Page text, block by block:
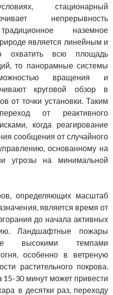
стационарный
непрерывность
наземное
является линейным и
охватить всю площадь
то панорамные системы
вращения и
круговой обзор в
от точки установки. Таким
от реактивного
когда реагирование
сообщения от случайного
основанному на
угрозы на минимальной
определяющих масштаб
является время от
до начала активных
Ландшафтные пожары
высокими темпами
особенно в ветреную
растительного покрова.
30 минут может привести
в десятки раз, переходу